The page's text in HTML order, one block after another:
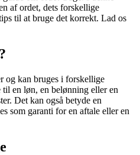
af ordet, dets forskellige
til at bruge det korrekt. Lad os
og kan bruges i forskellige
en løn, en belønning eller en
Det kan også betyde en
som garanti for en aftale eller en